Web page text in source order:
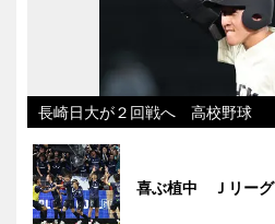
長崎日大が２回戦へ 高校野球
喜ぶ植中 Ｊリーグ